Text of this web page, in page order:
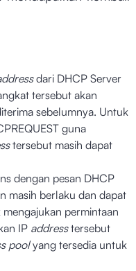
dari DHCP Server
tersebut akan
sebelumnya. Untuk
guna
tersebut masih dapat
dengan pesan DHCP
masih berlaku dan dapat
permintaan
IP addresstersebut
poolyang tersedia untuk